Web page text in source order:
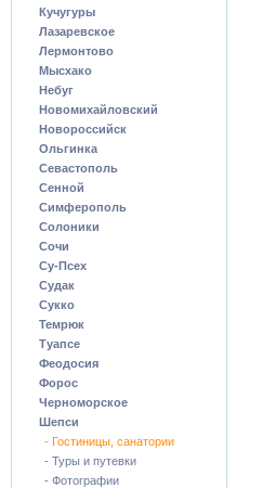
Кучугуры
Лазаревское
Лермонтово
Мысхако
Небуг
Новомихайловский
Новороссийск
Ольгинка
Севастополь
Сенной
Симферополь
Солоники
Сочи
Су-Псех
Судак
Сукко
Темрюк
Туапсе
Феодосия
Форос
Черноморское
Шепси
- Гостиницы, санатории
- Туры и путевки
- Фотографии